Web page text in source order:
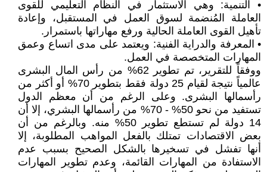
• التنمية: وهي الاستثمار في النظام التعليمي للقوى
العاملة المُنضمة لسوق العمل في المستقبل، وإعادة
تأهيل القوى العاملة الحالية ورفع مهاراتها باستمرار.
• المعرفة والدراية الفنية: ويعتمد على مدى اتساع وعمق
المهارات المتخصصة في العمل.
ووفقاً للتقرير، تم تطوير 62% من رأس المال البشرى
عالمياً نتيجة لقيام 25 دولة فقط بتطوير 70% أو أكثر من
رأسمالها البشرى. وعلى الرغم من أن معظم الدول
تستفيد من نحو 50% - 70% من رأسمالها البشري، إلا أن
14 دولة لم تستطع تطوير 50% منه. وبالرغم من أن
بعض الاقتصادات تمتلك بالفعل المواهب المطلوبة، إلا
أنها تفشل في تسخيرها بالشكل الصحيح بسبب عدم
الاستفادة من المهارات القائمة، وعدم تطوير المهارات